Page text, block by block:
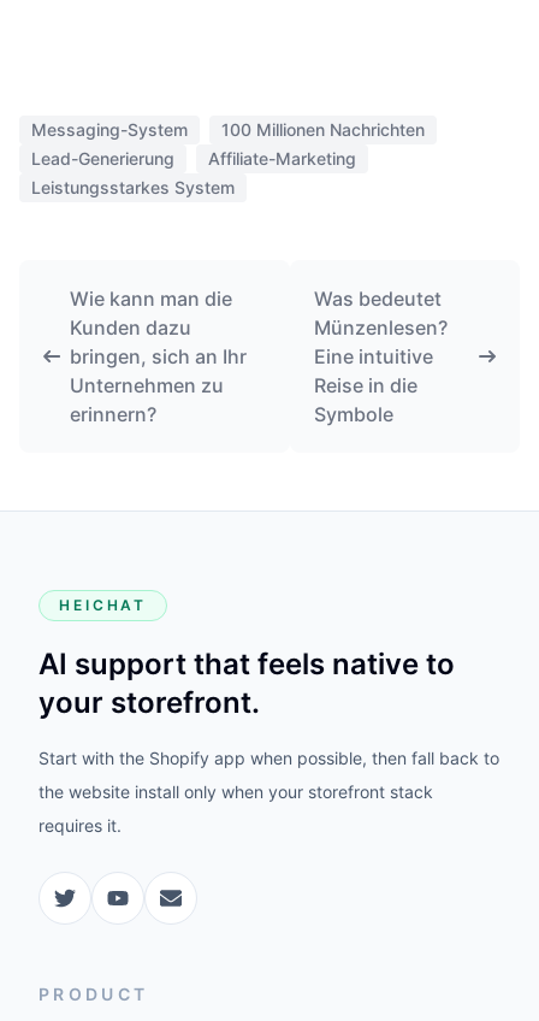
Messaging-System
100 Millionen Nachrichten
Lead-Generierung
Affiliate-Marketing
Leistungsstarkes System
Wie kann man die
Kunden dazu
bringen, sich an Ihr
Unternehmen zu
erinnern?
Was bedeutet
Münzenlesen?
Eine intuitive
Reise in die
Symbole
HEICHAT
AI support that feels native to
your storefront.
Start with the Shopify app when possible, then fall back to
the website install only when your storefront stack
requires it.
PRODUCT